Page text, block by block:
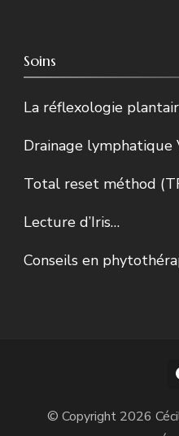
Soins
La réflexologie
Drainage lymphatique
Total reset méthod
Lecture d’Iris…
Conseils en
© Copyright 2026